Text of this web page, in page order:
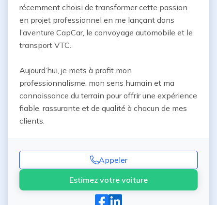
récemment choisi de transformer cette passion
en projet professionnel en me lançant dans
l’aventure CapCar, le convoyage automobile et le
transport VTC.
Aujourd’hui, je mets à profit mon
professionnalisme, mon sens humain et ma
connaissance du terrain pour offrir une expérience
fiable, rassurante et de qualité à chacun de mes
clients.
Appeler
Estimez votre voiture